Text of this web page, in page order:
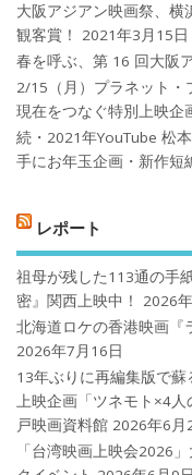
大阪アジアン映画祭、横
観客賞！
2021年3月15日
春を呼ぶ、第 16 回大阪
2/15（月）プラネット・
現在をつなぐ特別上映企
続・2021年YouTube 松
手にお年玉企画・新作短
レポート
祖母が残した113通の手
密』関西上映中！
2026
北海道ロケの香港映画『
2026年7月16日
13年ぶりに再編集版で
上映企画「ツネモト×4
戸映画資料館 2026年6月
「台湾映画上映会2026